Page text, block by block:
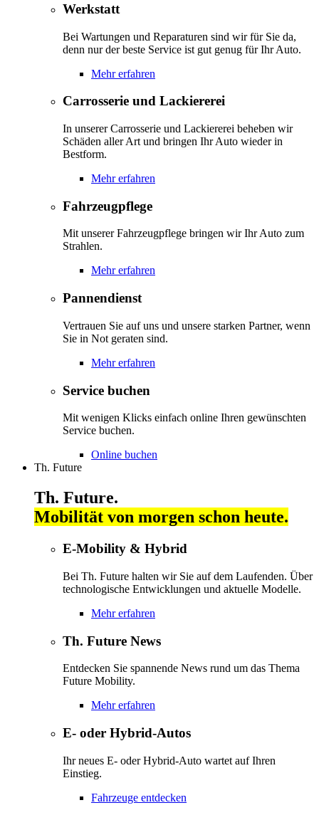
Werkstatt
Bei Wartungen und Reparaturen sind wir für Sie da,
denn nur der beste Service ist gut genug für Ihr Auto.
Mehr erfahren
Carrosserie und Lackiererei
In unserer Carrosserie und Lackiererei beheben wir
Schäden aller Art und bringen Ihr Auto wieder in
Bestform.
Mehr erfahren
Fahrzeugpflege
Mit unserer Fahrzeugpflege bringen wir Ihr Auto zum
Strahlen.
Mehr erfahren
Pannendienst
Vertrauen Sie auf uns und unsere starken Partner, wenn
Sie in Not geraten sind.
Mehr erfahren
Service buchen
Mit wenigen Klicks einfach online Ihren gewünschten
Service buchen.
Online buchen
Th. Future
Th. Future.
Mobilität von morgen schon heute.
E-Mobility & Hybrid
Bei Th. Future halten wir Sie auf dem Laufenden. Über
technologische Entwicklungen und aktuelle Modelle.
Mehr erfahren
Th. Future News
Entdecken Sie spannende News rund um das Thema
Future Mobility.
Mehr erfahren
E- oder Hybrid-Autos
Ihr neues E- oder Hybrid-Auto wartet auf Ihren
Einstieg.
Fahrzeuge entdecken